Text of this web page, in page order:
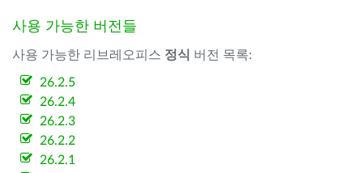
사용 가능한 버전들
사용 가능한 리브레오피스 정식 버전 목록:
26.2.5
26.2.4
26.2.3
26.2.2
26.2.1